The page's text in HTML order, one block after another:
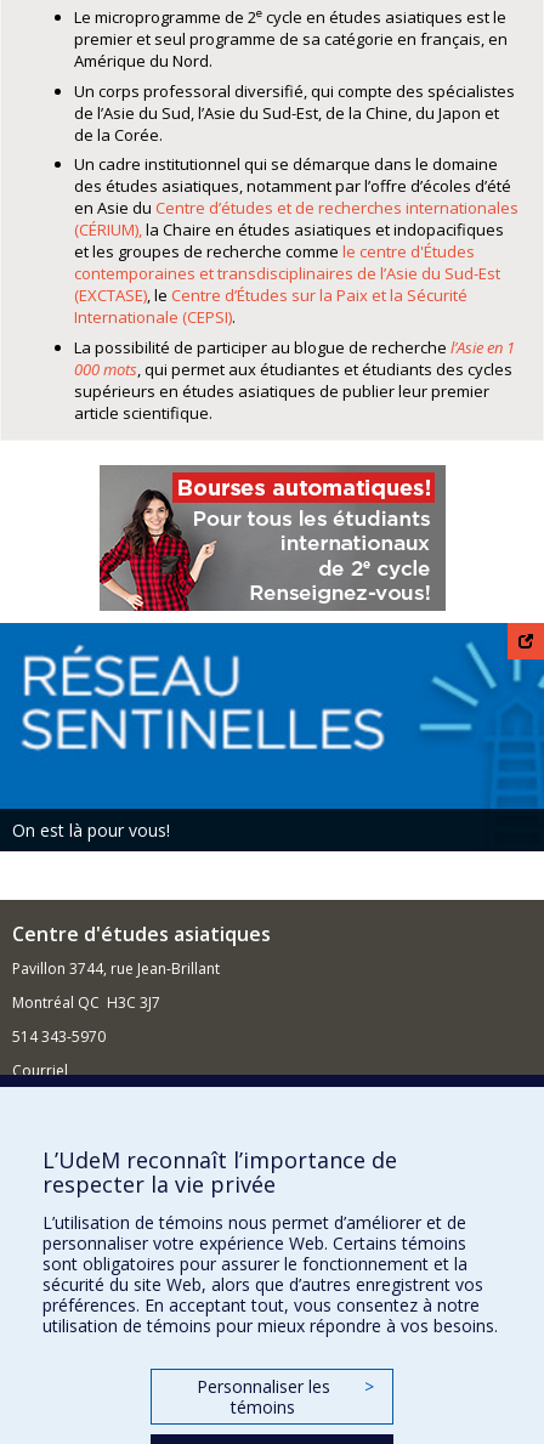
Le microprogramme de 2e cycle en études asiatiques est le
premier et seul programme de sa catégorie en français, en
Amérique du Nord.
Un corps professoral diversifié, qui compte des spécialistes
de l’Asie du Sud, l’Asie du Sud-Est, de la Chine, du Japon et
de la Corée.
Un cadre institutionnel qui se démarque dans le domaine
des études asiatiques, notamment par l’offre d’écoles d’été
en Asie du Centre d’études et de recherches internationales
(CÉRIUM),la Chaire en études asiatiques et indopacifiques
et les groupes de recherche comme le centre d'Études
contemporaines et transdisciplinaires de l’Asie du Sud-Est
(EXCTASE), le Centre d’Études sur la Paix et la Sécurité
Internationale (CEPSI).
La possibilité de participer au blogue de recherche l’Asie en 1
000 mots , qui permet aux étudiantes et étudiants des cycles
supérieurs en études asiatiques de publier leur premier
article scientifique.
On est là pour vous!
Centre d'études asiatiques
Pavillon 3744, rue Jean-Brillant
Montréal QC H3C 3J7
514 343-5970
Courriel
Comment soutenir le Centre ?
BESOIN D'AIDE?
Plan du site
Signaler une erreur
Accessibilité
FACULTÉ DES ARTS ET DES SCIENCES
Nos départements et écoles
L’UdeM reconnaît l’importance de
respecter la vie privée
L’utilisation de témoins nous permet d’améliorer et de
personnaliser votre expérience Web. Certains témoins
sont obligatoires pour assurer le fonctionnement et la
sécurité du site Web, alors que d’autres enregistrent vos
préférences. En acceptant tout, vous consentez à notre
utilisation de témoins pour mieux répondre à vos besoins.
Personnaliser les
témoins
>